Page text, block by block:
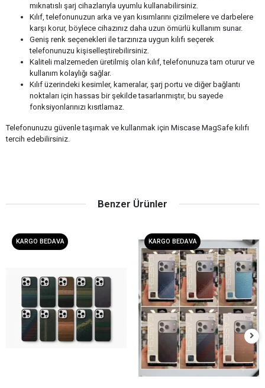
mıknatıslı şarj cihazlarıyla uyumlu kullanabilirsiniz.
Kılıf, telefonunuzun arka ve yan kısımlarını çizilmelere ve darbelere
karşı korur, böylece cihazınız daha uzun ömürlü kullanım sunar.
Geniş renk seçenekleri ile tarzınıza uygun kılıfı seçerek
telefonunuzu kişiselleştirebilirsiniz.
Kaliteli malzemeden üretilmiş olan kılıf, telefonunuza tam oturur ve
kullanım kolaylığı sağlar.
Kılıf üzerindeki kesimler, kameralar, şarj portu ve diğer bağlantı
noktaları için hassas bir şekilde tasarlanmıştır, bu sayede
fonksiyonlarınızı kısıtlamaz.
Telefonunuzu güvenle taşımak ve kullanmak için Miscase MagSafe kılıfı
tercih edebilirsiniz.
Benzer Ürünler
KARGO BEDAVA KARGO BEDAVA